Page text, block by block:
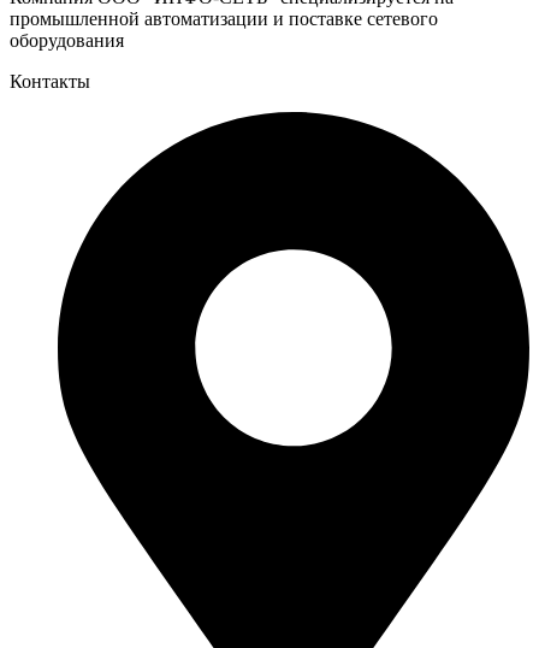
промышленной автоматизации и поставке сетевого
оборудования
Контакты